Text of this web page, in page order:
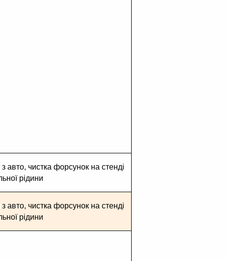
авто, чистка форсунок на стенді
рідини
авто, чистка форсунок на стенді
рідини